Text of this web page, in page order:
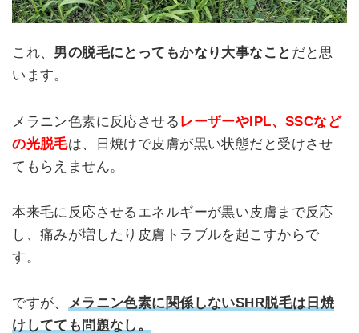
これ、 男の脱毛にとってもかなり大事なこと だと思
います。
メラニン色素に反応させる レーザーやIPL、SSCなど
の光脱毛は、日焼けで皮膚が黒い状態だと受けさせ
てもらえません。
本来毛に反応させるエネルギーが黒い皮膚まで反応
し、痛みが増したり皮膚トラブルを起こすからで
す。
ですが、 メラニン色素に関係しないSHR脱毛は日焼
けしてても問題なし。